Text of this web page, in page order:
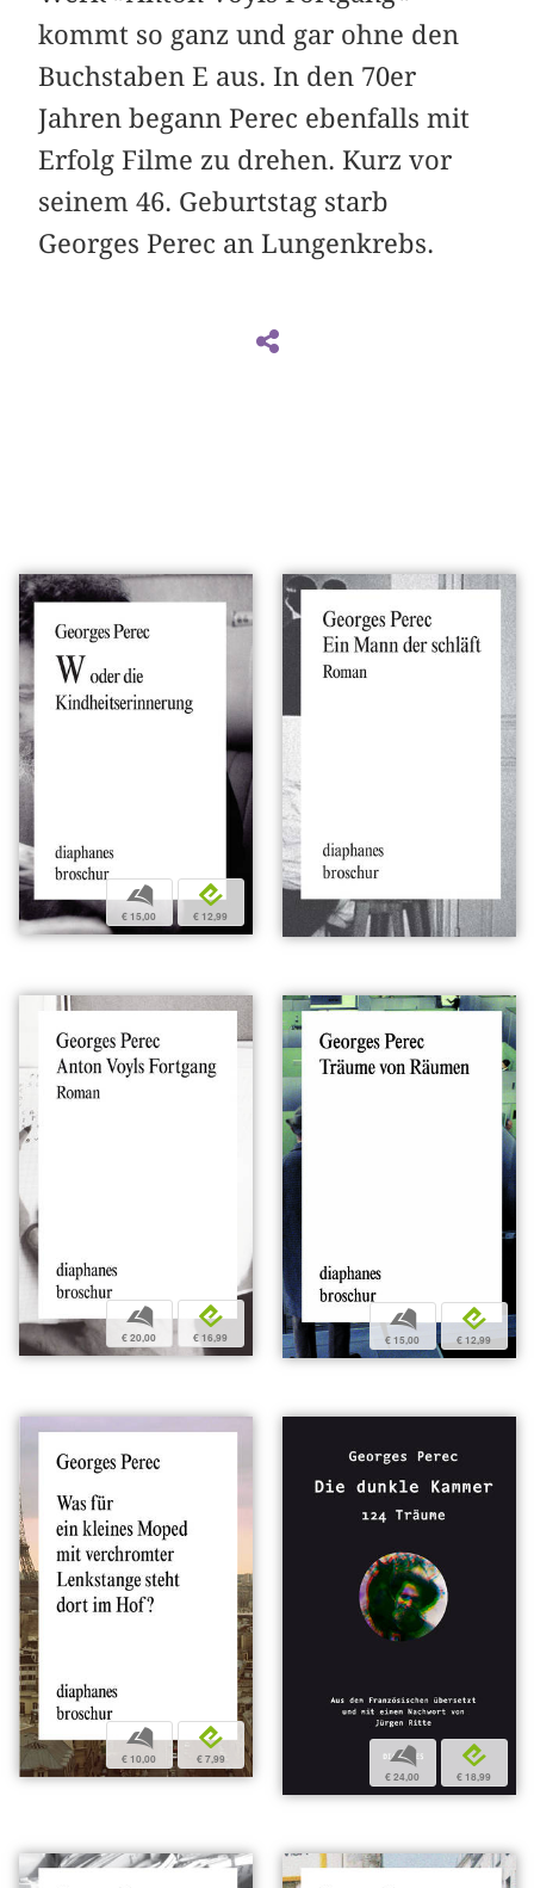
kommt so ganz und gar ohne den
Buchstaben E aus. In den 70er
Jahren begann Perec ebenfalls mit
Erfolg Filme zu drehen. Kurz vor
seinem 46. Geburtstag starb
Georges Perec an Lungenkrebs.
b
€ 15,00
e
€ 12,99
b
€ 20,00
e
€ 16,99
b
€ 15,00
e
€ 12,99
b
€ 10,00
e
€ 7,99 b
€ 24,00
e
€ 18,99